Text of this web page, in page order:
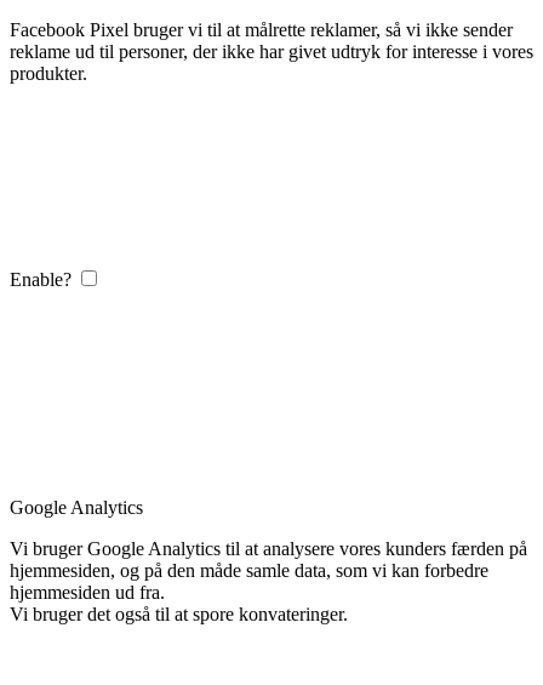
Facebook Pixel bruger vi til at målrette reklamer, så vi ikke sender
reklame ud til personer, der ikke har givet udtryk for interesse i vores
produkter.
Enable?
Google Analytics
Vi bruger Google Analytics til at analysere vores kunders færden på
hjemmesiden, og på den måde samle data, som vi kan forbedre
hjemmesiden ud fra.
Vi bruger det også til at spore konvateringer.